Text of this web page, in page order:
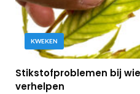
KWEKEN
Stikstofproblemen bij
verhelpen